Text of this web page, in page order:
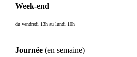
Week-end
du vendredi 13h au lundi 10h
Journée (en semaine)